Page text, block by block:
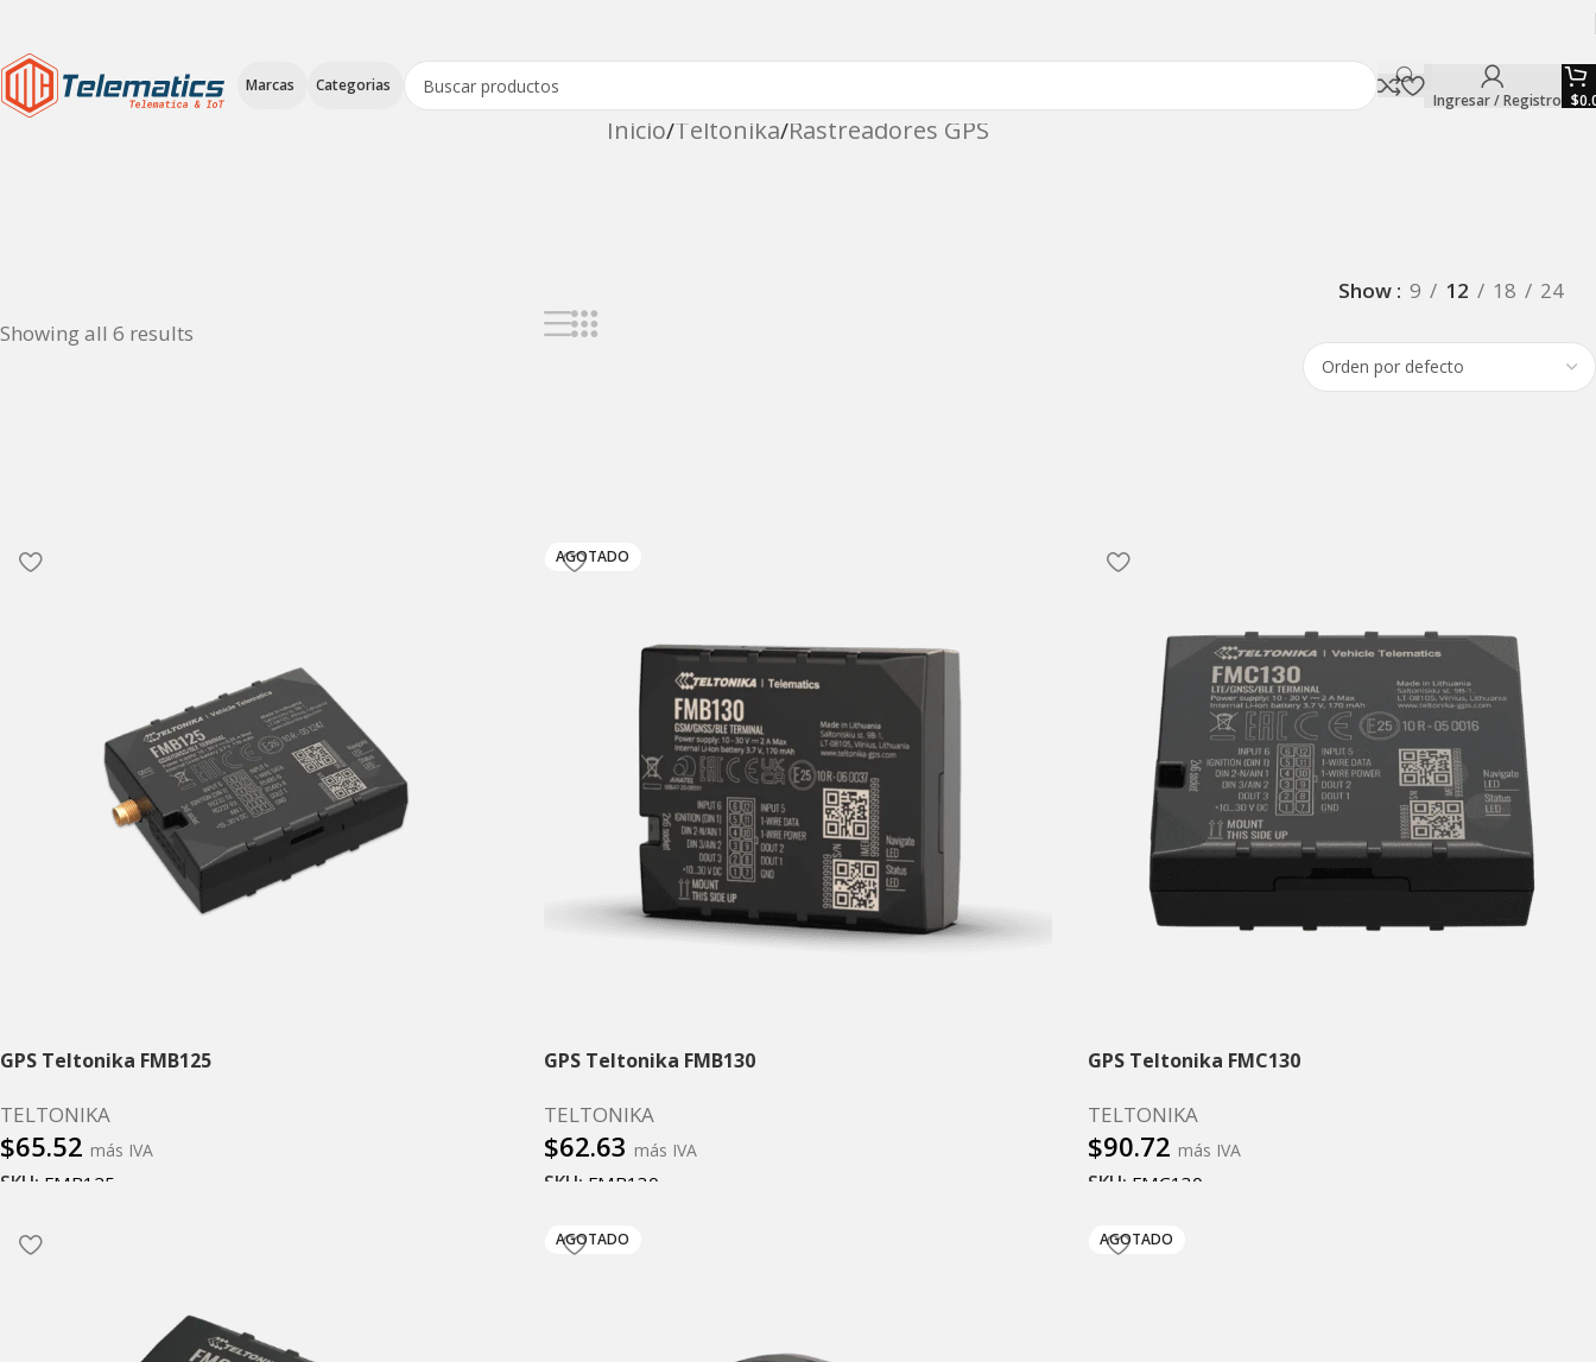
Marcas Categorias
Ingresar / Registro $
Inicio Teltonika Rastreadores GPS
Showing all 6 results
Show 9 12 18 24
GPS Teltonika FMB125
TELTONIKA
$65.52 más IVA
SKU: FMB125
AGOTADO
GPS Teltonika FMB130
TELTONIKA
$62.63 más IVA
SKU: FMB130
GPS Teltonika FMC130
TELTONIKA
$90.72 más IVA
SKU: FMC130
AGOTADO AGOTADO